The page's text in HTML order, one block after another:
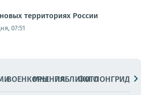
территориях России
07:51
ВОЕНКОРЫМНЕНИЯПАБЛИКИ
ФОТОЛОНГРИДЫ